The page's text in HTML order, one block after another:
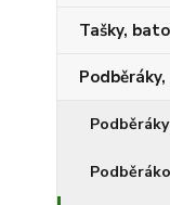
Tašky,
Podběráky